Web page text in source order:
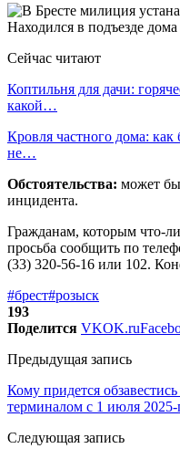
Сейчас читают
Коптильня для дачи:
какой…
Кровля частного дома:
не…
Обстоятельства: может
инцидента.
Гражданам, которым что-
просьба сообщить по
(33) 320-56-16 или 102.
#брест#розыск
193
Поделится VKOK.ru
Предыдущая запись
Кому придется
терминалом с 1 июля
Следующая запись